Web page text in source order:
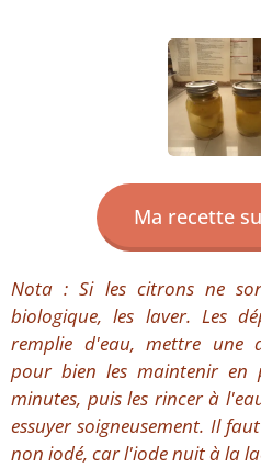
Ma recette
Nota : Si les citrons ne
biologique, les laver. Les
remplie d'eau, mettre une
pour bien les maintenir en
minutes, puis les rincer à
essuyer soigneusement. Il
non iodé, car l'iode nuit à la